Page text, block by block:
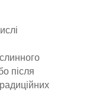
після